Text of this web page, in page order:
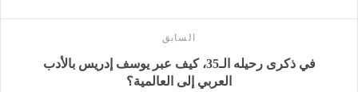
السابق
في ذكرى رحيله الـ35، كيف عبر يوسف إدريس بالأدب
العربي إلى العالمية؟